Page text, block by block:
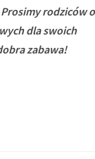
rodziców o
dla swoich
zabawa!